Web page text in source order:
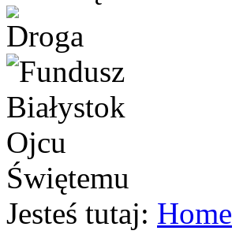
Jesteś tutaj: Home